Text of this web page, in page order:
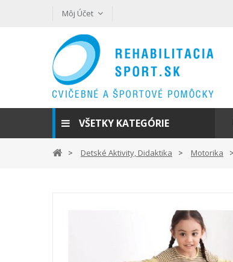
Môj Účet
VŠETKY KATEGÓRIE
Detské Aktivity, Didaktika Motorika